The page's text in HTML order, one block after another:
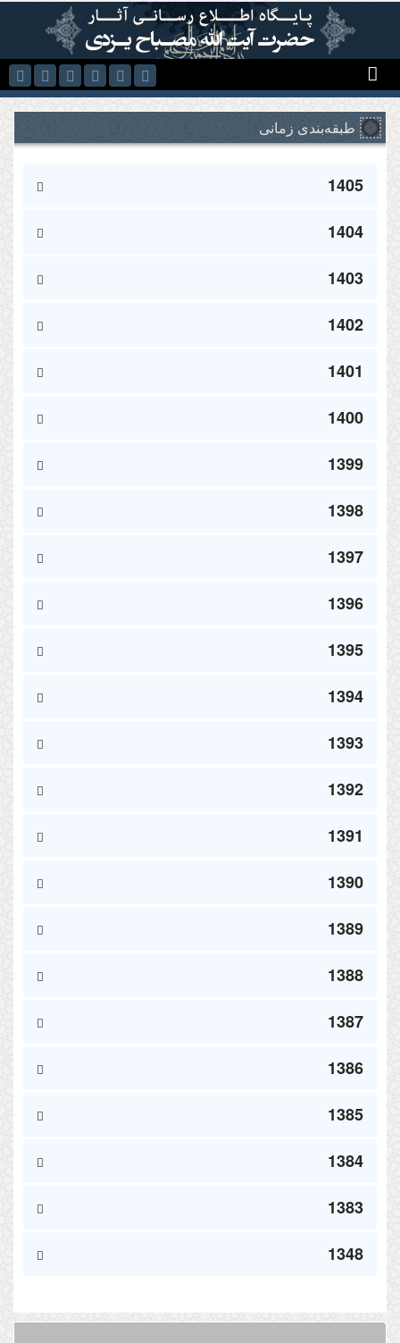
رفتن به محتوای اصلی
طبقه‌بندی زمانی
1405
1404
1403
1402
1401
1400
1399
1398
1397
1396
1395
1394
1393
1392
1391
1390
1389
1388
1387
1386
1385
1384
1383
1348